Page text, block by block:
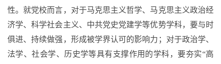
性。就党校而言，对于马克思主义哲学、马克思主义政治经
济学、科学社会主义、中共党史党建学等优势学科，要与时
俱进、持续做强，形成被学界认可的影响力；对于政治学、
法学、社会学、历史学等具有支撑作用的学科，要夯实“高